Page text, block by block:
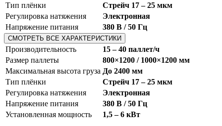
Тип плёнки
Стрейч 17 – 25 мкм
Регулировка натяжения
Электронная
Напряжение питания
380 В / 50 Гц
СМОТРЕТЬ ВСЕ ХАРАКТЕРИСТИКИ
Производительность
15 – 40 паллет/ч
Размер паллеты
800×1200 / 1000×1200 мм
Максимальная высота груза До 2400 мм
Тип плёнки
Стрейч 17 – 25 мкм
Регулировка натяжения
Электронная
Напряжение питания
380 В / 50 Гц
Установленная мощность
1,5 – 6 кВт